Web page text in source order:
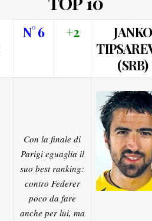
N° 6 +2
JANKO
(SRB)
Con la finale di
Parigi eguaglia il
suo best ranking:
contro Federer
poco da fare
anche per lui, ma